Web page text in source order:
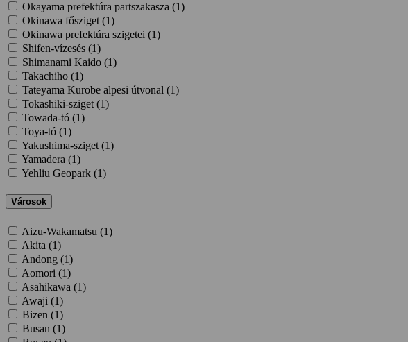
Okayama prefektúra partszakasza (1)
Okinawa fősziget (1)
Okinawa prefektúra szigetei (1)
Shifen-vízesés (1)
Shimanami Kaido (1)
Takachiho (1)
Tateyama Kurobe alpesi útvonal (1)
Tokashiki-sziget (1)
Towada-tó (1)
Toya-tó (1)
Yakushima-sziget (1)
Yamadera (1)
Yehliu Geopark (1)
Városok
Aizu-Wakamatsu (1)
Akita (1)
Andong (1)
Aomori (1)
Asahikawa (1)
Awaji (1)
Bizen (1)
Busan (1)